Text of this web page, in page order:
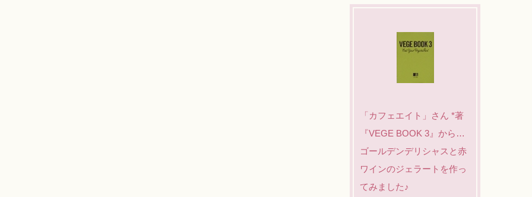
「カフェエイト」さん *著
『VEGE BOOK 3』から…
ゴールデンデリシャスと赤
ワインのジェラートを作っ
てみました♪